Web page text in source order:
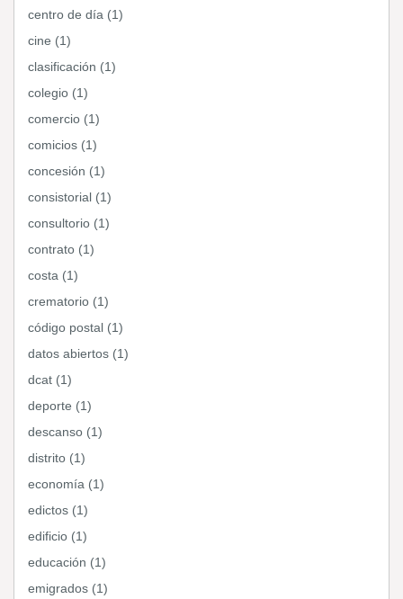
centro de día (1)
cine (1)
clasificación (1)
colegio (1)
comercio (1)
comicios (1)
concesión (1)
consistorial (1)
consultorio (1)
contrato (1)
costa (1)
crematorio (1)
código postal (1)
datos abiertos (1)
dcat (1)
deporte (1)
descanso (1)
distrito (1)
economía (1)
edictos (1)
edificio (1)
educación (1)
emigrados (1)